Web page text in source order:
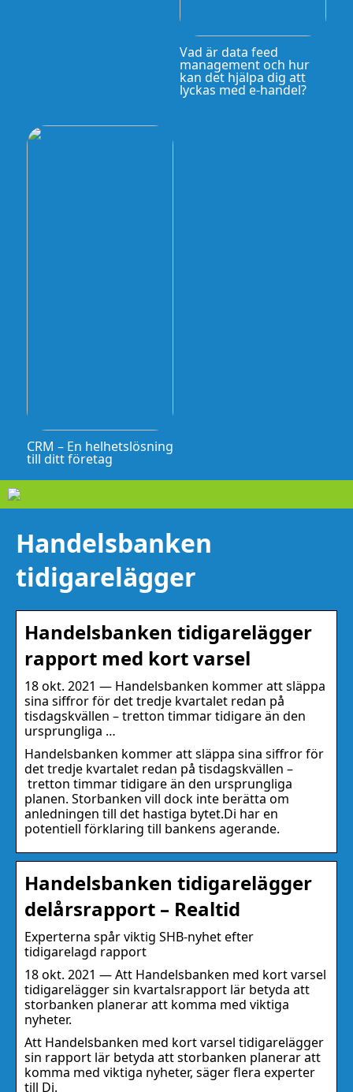
Vad är data feed
management och hur
kan det hjälpa dig att
lyckas med e-handel?
CRM – En helhetslösning
till ditt företag
Handelsbanken
tidigarelägger
Handelsbanken tidigarelägger
rapport med kort varsel
18 okt. 2021 — Handelsbanken kommer att släppa
sina siffror för det tredje kvartalet redan på
tisdagskvällen – tretton timmar tidigare än den
ursprungliga …
Handelsbanken kommer att släppa sina siffror för
det tredje kvartalet redan på tisdagskvällen –
tretton timmar tidigare än den ursprungliga
planen. Storbanken vill dock inte berätta om
anledningen till det hastiga bytet.Di har en
potentiell förklaring till bankens agerande.
Handelsbanken tidigarelägger
delårsrapport – Realtid
Experterna spår viktig SHB-nyhet efter
tidigarelagd rapport
18 okt. 2021 — Att Handelsbanken med kort varsel
tidigarelägger sin kvartalsrapport lär betyda att
storbanken planerar att komma med viktiga
nyheter.
Att Handelsbanken med kort varsel tidigarelägger
sin rapport lär betyda att storbanken planerar att
komma med viktiga nyheter, säger flera experter
till Di.